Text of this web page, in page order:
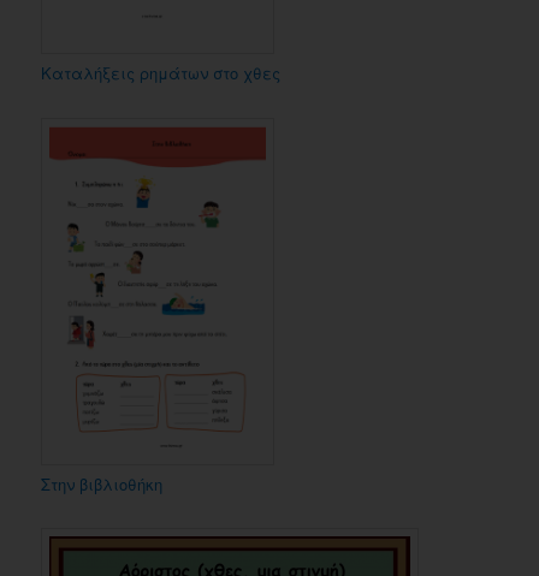
Καταλήξεις ρημάτων στο χθες
Στην βιβλιοθήκη